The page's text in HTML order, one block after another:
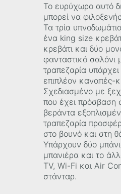
Το ευρύχωρο αυτό
μπορεί να
Τα τρία
ένα king size
κρεβάτι και δύο
φανταστικό σαλόνι
τραπεζαρία υπάρχει
επιπλέον καναπές-
Σχεδιασμένο με
που έχει πρόσβαση
βεράντα
τραπεζαρία
στο βουνό και στη
Υπάρχουν δύο
μπανιέρα και το
TV, Wi-Fi και Air
στάνταρ.